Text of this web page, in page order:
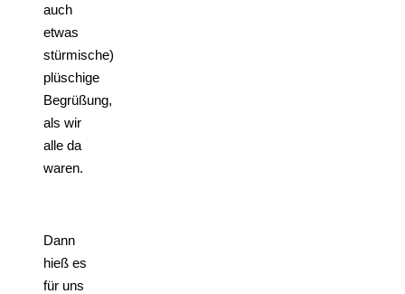
auch
etwas
stürmische)
plüschige
Begrüßung,
als wir
alle da
waren.
Dann
hieß es
für uns